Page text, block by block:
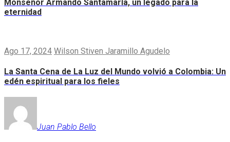
Monseñor Armando Santamaría, un legado para la
eternidad
Ago 17, 2024 Wilson Stiven Jaramillo Agudelo
La Santa Cena de La Luz del Mundo volvió a Colombia: Un
edén espiritual para los fieles
Juan Pablo Bello